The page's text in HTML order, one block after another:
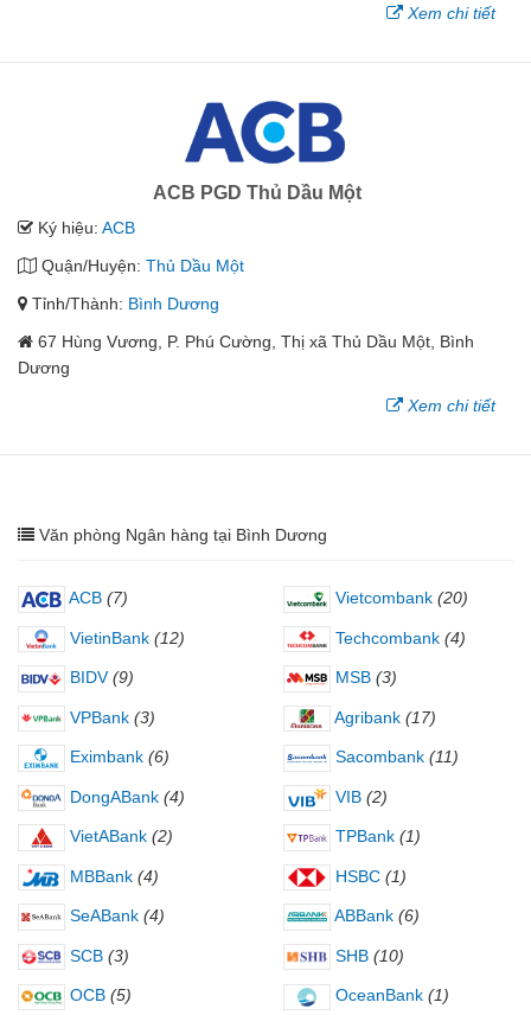
Xem chi tiết
ACB PGD Thủ Dầu Một
Ký hiệu: ACB
Quận/Huyện: Thủ Dầu Một
Tỉnh/Thành: Bình Dương
67 Hùng Vương, P. Phú Cường, Thị xã Thủ Dầu Một, Bình
Dương
Xem chi tiết
Văn phòng Ngân hàng tại Bình Dương
ACB (7) Vietcombank (20)
VietinBank (12) Techcombank (4)
BIDV (9) MSB (3)
VPBank (3) Agribank (17)
Eximbank (6) Sacombank (11)
DongABank (4) VIB (2)
VietABank (2) TPBank (1)
MBBank (4) HSBC (1)
SeABank (4) ABBank (6)
SCB (3) SHB (10)
OCB (5) OceanBank (1)